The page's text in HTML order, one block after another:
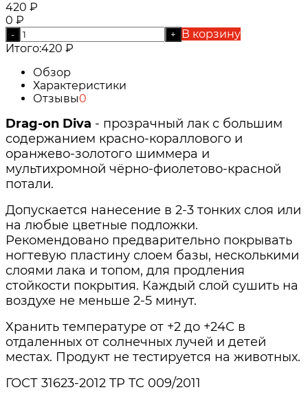
420 ₽
0 ₽
- +
В корзину
Итого:420 ₽
Обзор
Характеристики
Отзывы0
Drag-on Diva - прозрачный лак с большим
содержанием красно-кораллового и
оранжево-золотого шиммера и
мультихромной чёрно-фиолетово-красной
потали.
Допускается нанесение в 2-3 тонких слоя или
на любые цветные подложки.
Рекомендовано предварительно покрывать
ногтевую пластину слоем базы, несколькими
слоями лака и топом, для продления
стойкости покрытия. Каждый слой сушить на
воздухе не меньше 2-5 минут.
Хранить температуре от +2 до +24С в
отдаленных от солнечных лучей и детей
местах. Продукт не тестируется на животных.
ГОСТ 31623-2012 TP TC 009/2011